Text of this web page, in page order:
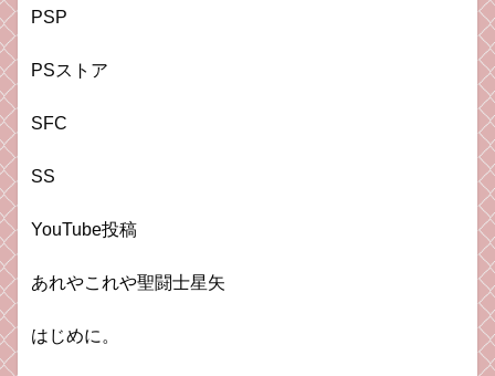
PSP
PSストア
SFC
SS
YouTube投稿
あれやこれや聖闘士星矢
はじめに。